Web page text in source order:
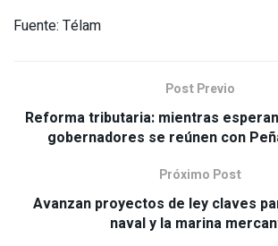
Fuente: Télam
Post Previo
Reforma tributaria: mientras
gobernadores se reúnen con
Próximo Post
Avanzan proyectos de ley claves
naval y la marina